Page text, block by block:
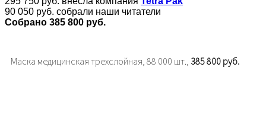
90 050 руб. собрали наши читатели
Собрано 385 800 руб.
Маска медицинская трехслойная, 88 000 шт., 385 800 руб.